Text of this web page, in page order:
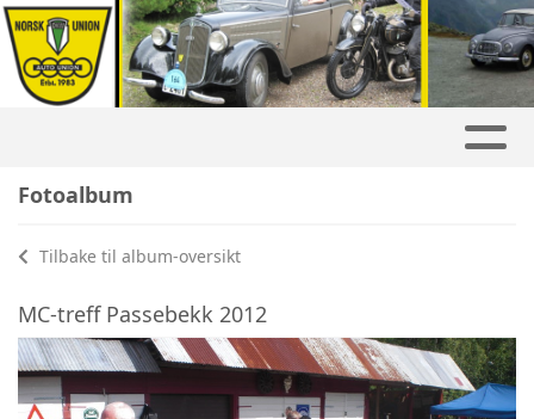
Fotoalbum
Tilbake til album-oversikt
MC-treff Passebekk 2012